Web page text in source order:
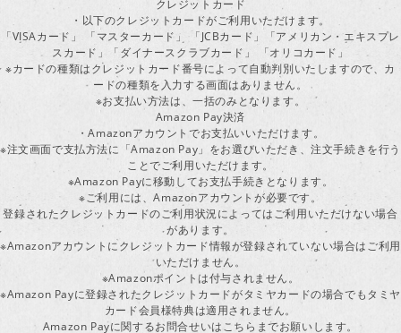
クレジットカード
・以下のクレジットカードがご利用いただけます。
「VISAカード」 「マスターカード」 「JCBカード」「アメリカン・エキスプレ
スカード」「ダイナースクラブカード」 「オリコカード」
※カードの種類はクレジットカード番号によって自動判別いたしますので、カ
ードの種類を入力する画面はありません。
※お支払い方法は、一括のみとなります。
Amazon Pay決済
・Amazonアカウントでお支払いいただけます。
※注文画面で支払方法に「Amazon Pay」をお選びいただき、注文手続きを行う
ことでご利用いただけます。
※Amazon Payに移動してお支払手続きとなります。
※ご利用には、Amazonアカウントが必要です。
登録されたクレジットカードのご利用状況によってはご利用いただけない場合
があります。
※Amazonアカウントにクレジットカード情報が登録されていない場合はご利用
いただけません。
※Amazonポイントは付与されません。
※Amazon Payに登録されたクレジットカードがタミヤカードの場合でもタミヤ
カード会員様特典は適用されません。
Amazon Payに関するお問合せいはこちらまでお願いします。